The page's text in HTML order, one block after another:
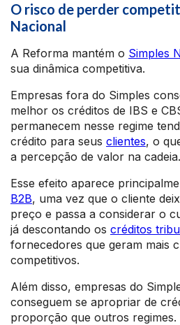
O risco de perder
Nacional
A Reforma mantém o Simples
sua dinâmica competitiva.
Empresas fora do Simples
melhor os créditos de IBS e
permanecem nesse regime
crédito para seus clientes, o
a percepção de valor na cadeia.
Esse efeito aparece
B2B, uma vez que o cliente
preço e passa a considerar o
já descontando os créditos
fornecedores que geram mais
competitivos.
Além disso, empresas do
conseguem se apropriar de
proporção que outros